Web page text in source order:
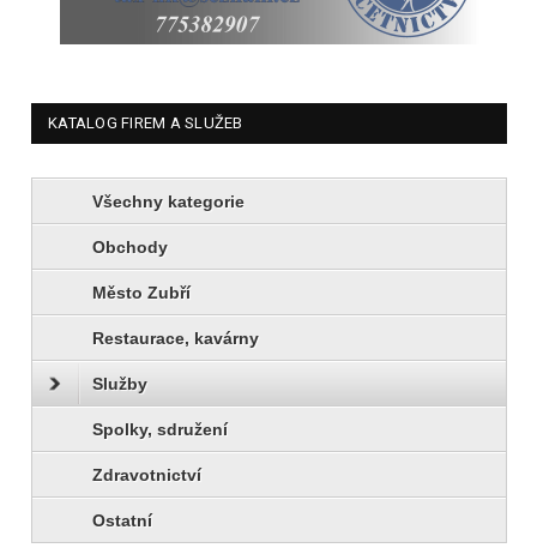
KATALOG FIREM A SLUŽEB
Všechny kategorie
Obchody
Město Zubří
Restaurace, kavárny
Služby
Spolky, sdružení
Zdravotnictví
Ostatní